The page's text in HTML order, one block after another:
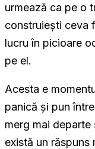
urmează ca pe o
construiești ceva
lucru în picioare
pe el.
Acesta e
panică și pun
merg mai
există un răspuns